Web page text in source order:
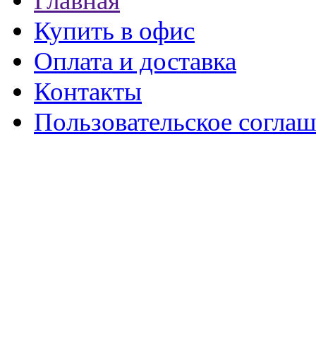
Купить в офис
Оплата и доставка
Контакты
Пользовательское